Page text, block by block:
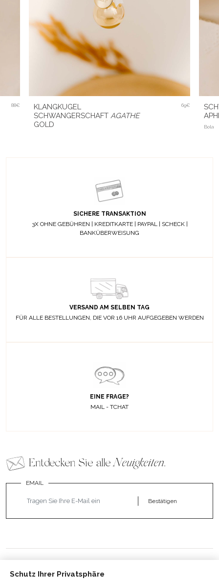
88€
KLANGKUGEL
SCHWANGERSCHAFT AGATHE
GOLD
69€
Bola
SICHERE TRANSAKTION
3X OHNE GEBÜHREN | KREDITKARTE | PAYPAL | SCHECK |
BANKÜBERWEISUNG
VERSAND AM SELBEN TAG
FÜR ALLE BESTELLUNGEN, DIE VOR 16 UHR AUFGEGEBEN WERDEN
EINE FRAGE?
MAIL - TCHAT
Entdecken Sie alleNeuigkeiten.
EMAIL
Bestätigen
Schutz Ihrer Privatsphäre